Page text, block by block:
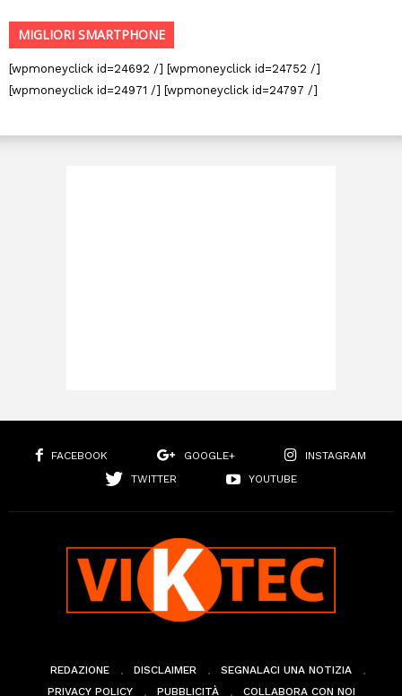
MIGLIORI SMARTPHONE
[wpmoneyclick id=24692 /] [wpmoneyclick id=24752 /]
[wpmoneyclick id=24971 /] [wpmoneyclick id=24797 /]
FACEBOOK GOOGLE+
INSTAGRAM
TWITTER
YOUTUBE
REDAZIONE DISCLAIMER
SEGNALACI UNA NOTIZIA
PRIVACY POLICY
PUBBLICITÀ COLLABORA CON NOI